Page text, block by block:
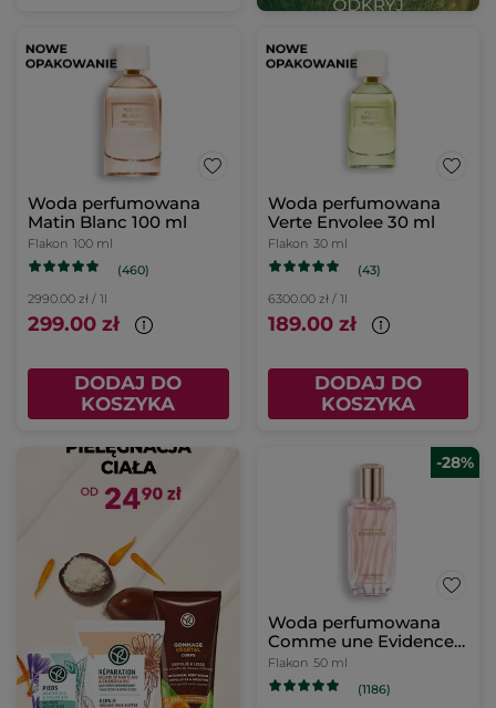
Woda perfumowana
Matin Blanc 100 ml
Flakon 100 ml
(460)
2990.00 zł / 1l
299.00 zł
DODAJ DO
KOSZYKA
Woda perfumowana
Verte Envolee 30 ml
Flakon 30 ml
(43)
6300.00 zł / 1l
189.00 zł
DODAJ DO
KOSZYKA
-28%
Woda perfumowana
Comme une Evidence
50 ml
Flakon 50 ml
(1186)